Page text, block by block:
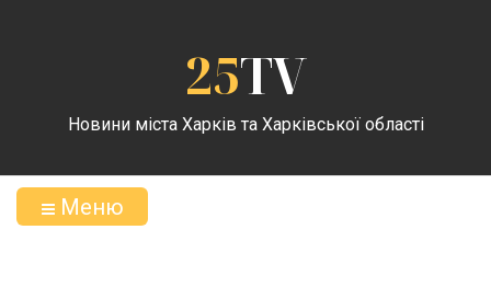
25TV
Новини міста Харків та Харківської області
Меню